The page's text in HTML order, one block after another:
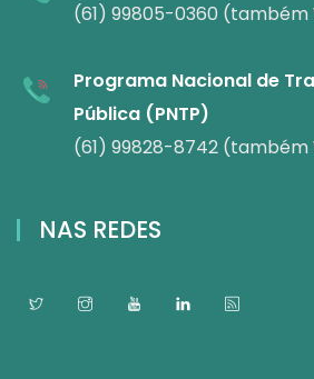
(61) 99805-0360
Programa Nacional de
Pública (PNTP)
(61) 99828-8742
NAS REDES